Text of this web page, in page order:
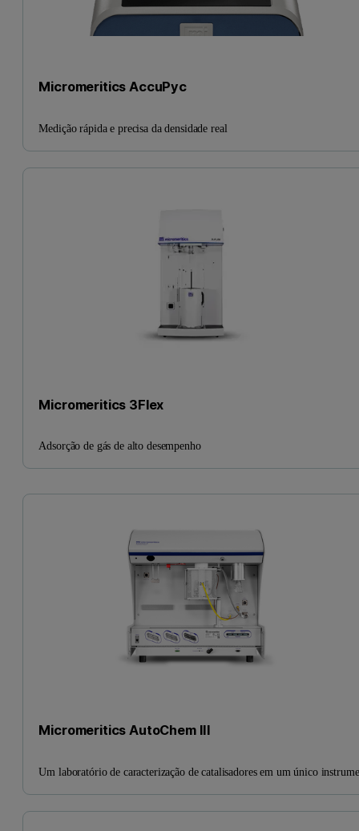
Micromeritics AccuPyc
Medição rápida e precisa da densidade real
Micromeritics 3Flex
Adsorção de gás de alto desempenho
Micromeritics AutoChem III
Um laboratório de caracterização de catalisadores em um único